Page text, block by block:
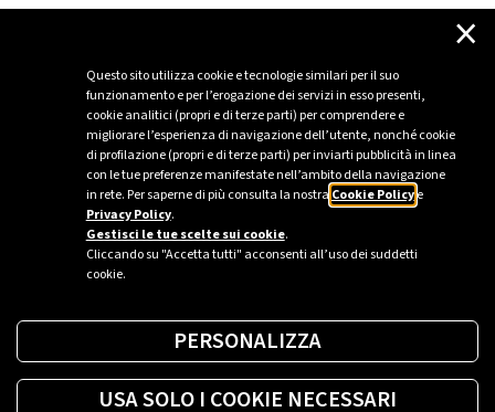
Questo sito utilizza cookie e tecnologie similari per il suo
funzionamento e per l’erogazione dei servizi in esso presenti,
cookie analitici (propri e di terze parti) per comprendere e
migliorare l’esperienza di navigazione dell’utente, nonché cookie
di profilazione (propri e di terze parti) per inviarti pubblicità in linea
con le tue preferenze manifestate nell’ambito della navigazione
in rete. Per saperne di più consulta la nostra Cookie Policye
Privacy Policy.
Gestisci le tue scelte sui cookie.
Cliccando su "Accetta tutti" acconsenti all’uso dei suddetti
cookie.
×
PERSONALIZZA
USA SOLO I COOKIE NECESSARI
C'è un problema con il recupero dei
Per favore riprova piú tardi
Sei un’azienda o una PA?
Trova la soluzione più giusta per te.
Richiedi una colonnina